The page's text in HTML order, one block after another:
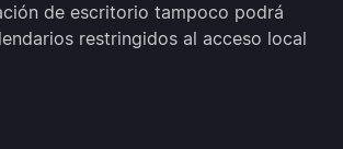
de escritorio tampoco podrá
restringidos al acceso local